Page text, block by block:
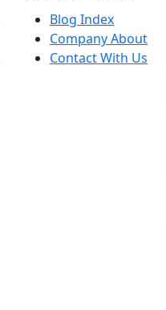
Blog Index
Company About
Contact With Us